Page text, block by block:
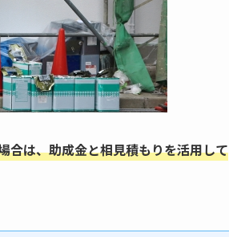
合は、助成金と相見積もりを活用して